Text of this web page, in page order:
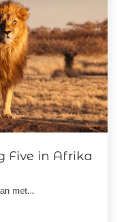
Five in Afrika
met...